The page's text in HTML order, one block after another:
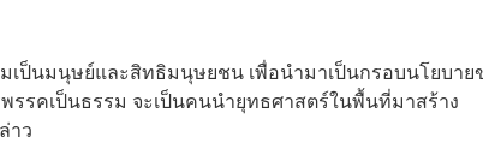
เป็นมนุษย์และสิทธิมนุษยชน เพื่อนำมาเป็นกรอบนโยบาย
รรคเป็นธรรม จะเป็นคนนำยุทธศาสตร์ในพื้นที่มาสร้าง
าว